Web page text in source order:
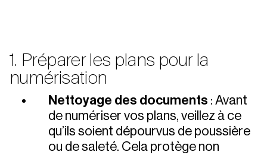
1. Préparer les plans pour la
numérisation
Nettoyage des documents : Avant
de numériser vos plans, veillez à ce
qu’ils soient dépourvus de poussière
ou de saleté. Cela protège non